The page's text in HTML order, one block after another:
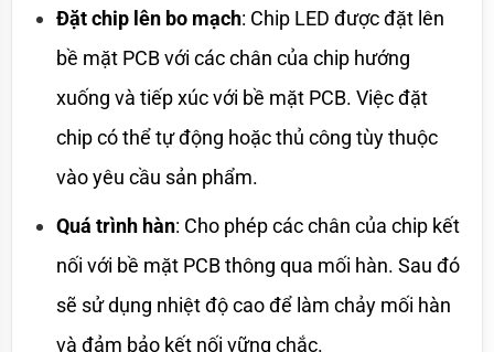
Đặt chip lên bo mạch: Chip LED được đặt lên
bề mặt PCB với các chân của chip hướng
xuống và tiếp xúc với bề mặt PCB. Việc đặt
chip có thể tự động hoặc thủ công tùy thuộc
vào yêu cầu sản phẩm.
Quá trình hàn: Cho phép các chân của chip kết
nối với bề mặt PCB thông qua mối hàn. Sau đó
sẽ sử dụng nhiệt độ cao để làm chảy mối hàn
và đảm bảo kết nối vững chắc.